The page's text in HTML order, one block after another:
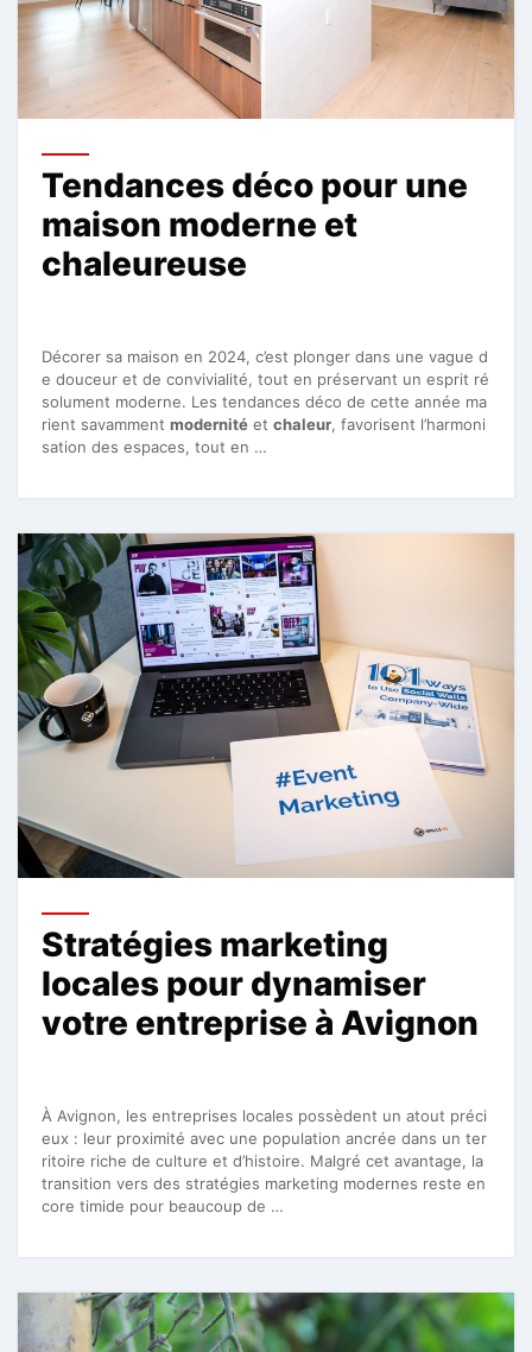
Tendances déco pour une
maison moderne et
chaleureuse
Décorer sa maison en 2024, c’est plonger dans une vague d
e douceur et de convivialité, tout en préservant un esprit ré
solument moderne. Les tendances déco de cette année ma
rient savamment modernité et chaleur, favorisent l’harmoni
sation des espaces, tout en …
Stratégies marketing
locales pour dynamiser
votre entreprise à Avignon
À Avignon, les entreprises locales possèdent un atout préci
eux : leur proximité avec une population ancrée dans un ter
ritoire riche de culture et d’histoire. Malgré cet avantage, la
transition vers des stratégies marketing modernes reste en
core timide pour beaucoup de …